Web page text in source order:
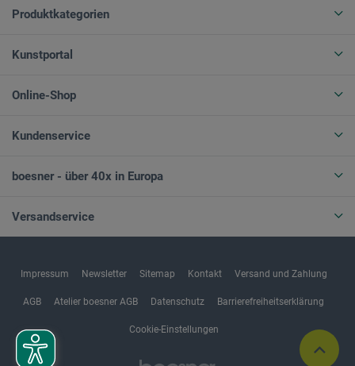
Produktkategorien
Kunstportal
Online-Shop
Kundenservice
boesner - über 40x in Europa
Versandservice
Impressum Newsletter Sitemap Kontakt Versand und Zahlung
AGB Atelier boesner AGB Datenschutz Barrierefreiheitserklärung
Cookie-Einstellungen